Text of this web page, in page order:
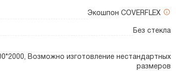
Экошпон COVERFLEX
Без стекла
Возможно изготовление нестандартных
размеров